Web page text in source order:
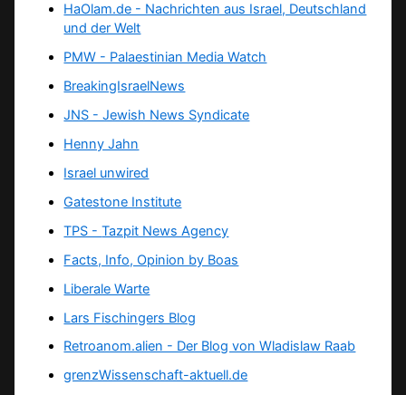
HaOlam.de - Nachrichten aus Israel, Deutschland
und der Welt
PMW - Palaestinian Media Watch
BreakingIsraelNews
JNS - Jewish News Syndicate
Henny Jahn
Israel unwired
Gatestone Institute
TPS -Tazpit News Agency
Facts, Info, Opinion by Boas
Liberale Warte
Lars Fischingers Blog
Retroanom.alien - Der Blog von Wladislaw Raab
grenzWissenschaft-aktuell.de